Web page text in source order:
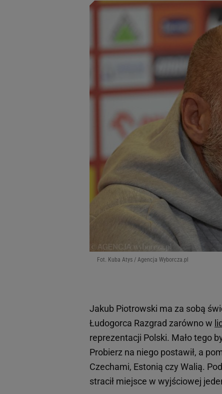
Fot. Kuba Atys / Agencja Wyborcza.pl
Jakub Piotrowski ma za sobą
Łudogorca Razgrad zarówno w
reprezentacji Polski. Mało tego
Probierz na niego postawił, a
Czechami, Estonią czy Walią.
stracił miejsce w wyjściowej